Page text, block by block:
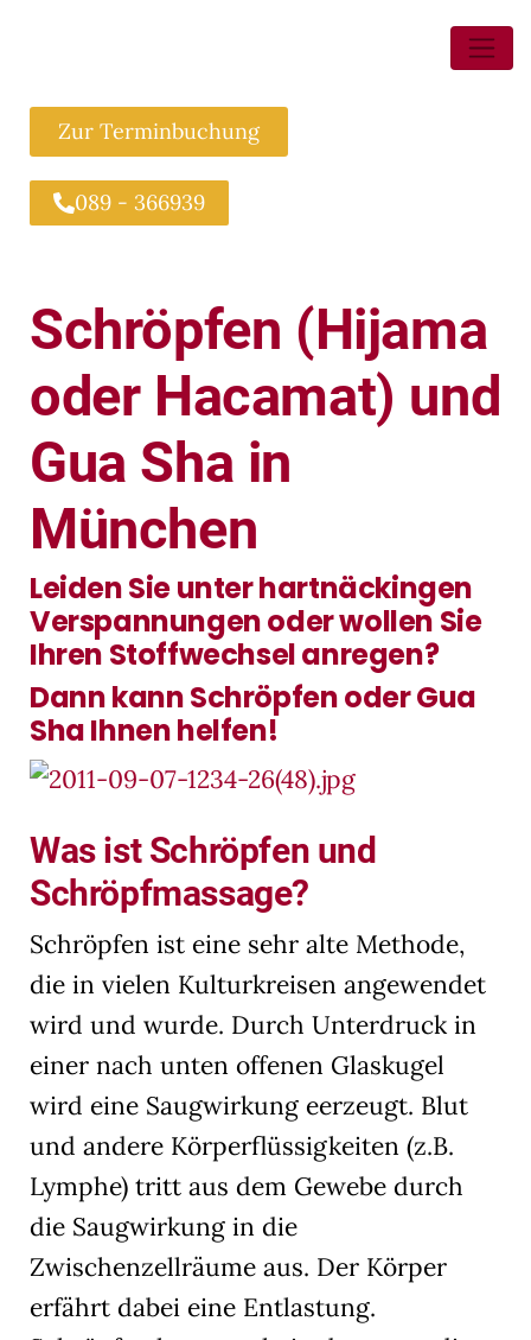
Zur Terminbuchung
089 - 366939
Schröpfen (Hijama
oder Hacamat) und
Gua Sha in
München
Leiden Sie unter hartnäckingen
Verspannungen oder wollen Sie
Ihren Stoffwechsel anregen?
Dann kann Schröpfen oder Gua
Sha Ihnen helfen!
Was ist Schröpfen und
Schröpfmassage?
Schröpfen ist eine sehr alte Methode,
die in vielen Kulturkreisen angewendet
wird und wurde. Durch Unterdruck in
einer nach unten offenen Glaskugel
wird eine Saugwirkung eerzeugt. Blut
und andere Körperflüssigkeiten (z.B.
Lymphe) tritt aus dem Gewebe durch
die Saugwirkung in die
Zwischenzellräume aus. Der Körper
erfährt dabei eine Entlastung.